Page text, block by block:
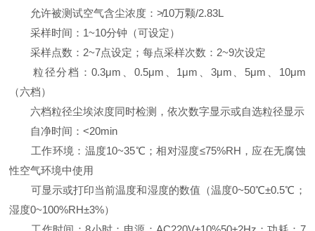
允许被测试空气含尘浓度：≯10万颗/2.83L
采样时间：1~10分钟（可设定）
采样点数：2~7点设定；每点采样次数：2~9次设定
粒径分档：0.3μm、0.5μm、1μm、3μm、5μm、10μm
（六档）
六档粒径尘埃浓度同时检测，依次数字显示或自选粒径显示
自净时间：<20min
工作环境：温度10~35℃；相对湿度≤75%RH，应在无腐蚀
性空气环境中使用
可显示或打印当前温度和湿度的数值（温度0~50℃±0.5℃；
湿度0~100%RH±3%）